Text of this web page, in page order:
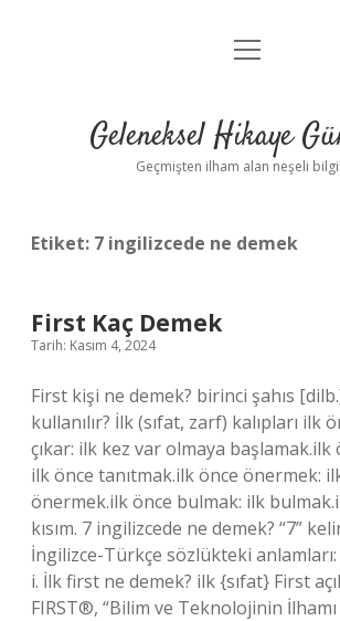
Anasayfa
Yasal Uyarı
menüyü
Geleneksel Hikaye
Geçmişten ilham alan neşeli
Etiket: 7 ingilizcede ne demek
First Kaç Demek
Tarih: Kasım 4, 2024
First kişi ne demek? birinci şahıs
kullanılır? İlk (sıfat, zarf) kalıpları ilk
çıkar: ilk kez var olmaya başlamak.ilk
ilk önce tanıtmak.ilk önce önermek:
önermek.ilk önce bulmak: ilk
kısım. 7 ingilizcede ne demek? “7”
İngilizce-Türkçe sözlükteki
i. İlk first ne demek? ilk {sıfat} First
FIRST®, “Bilim ve Teknolojinin İlhamı